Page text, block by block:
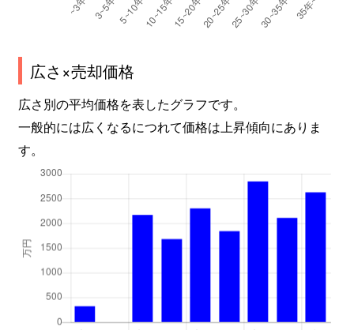
広さ×売却価格
広さ別の平均価格を表したグラフです。
一般的には広くなるにつれて価格は上昇傾向にありま
す。